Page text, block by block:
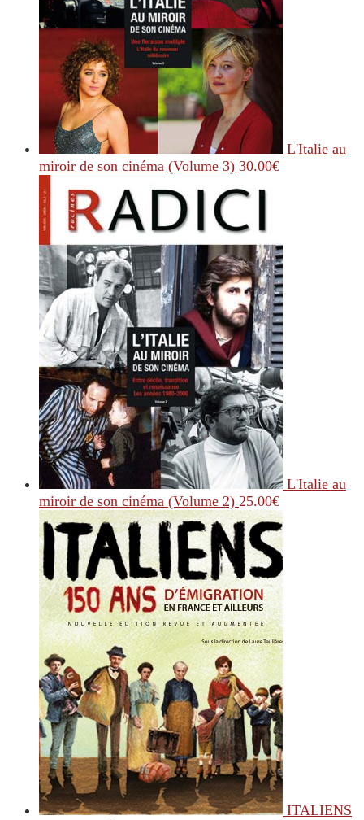
L'Italie au
miroir de son cinéma (Volume 3) 30.00€
L'Italie au
miroir de son cinéma (Volume 2) 25.00€
ITALIENS